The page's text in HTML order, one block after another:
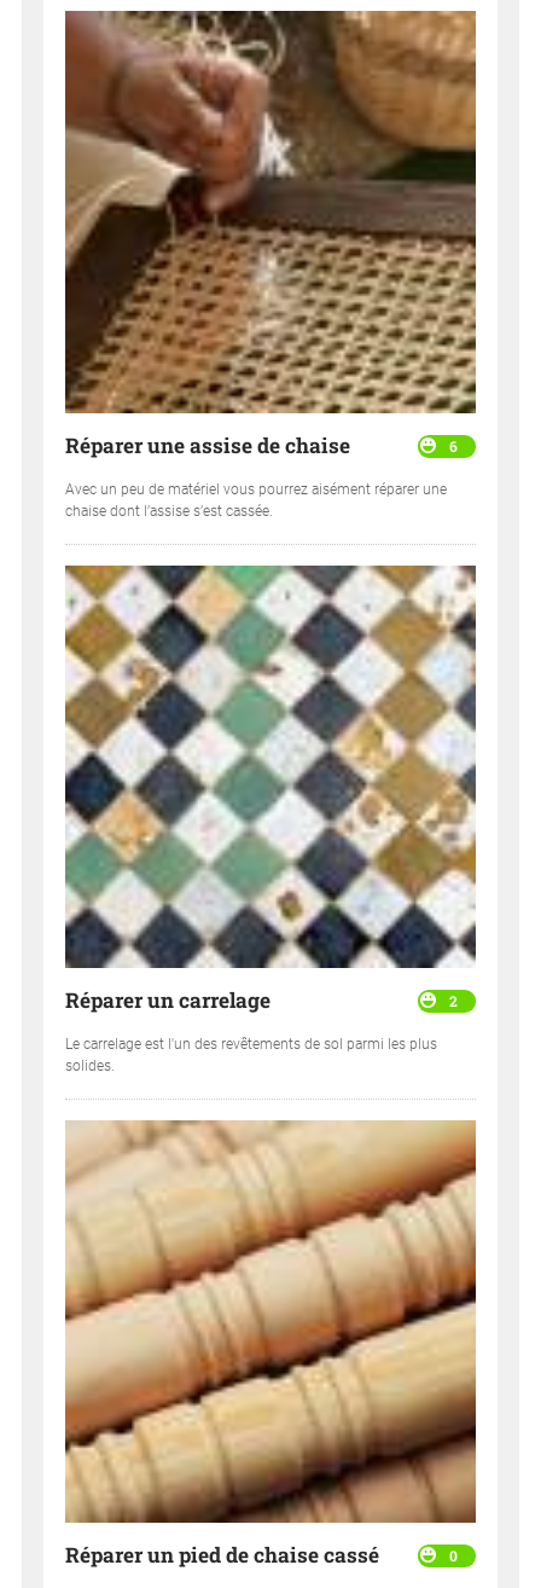
6
Réparer une assise de chaise
Avec un peu de matériel vous pourrez aisément réparer une
chaise dont l’assise s’est cassée.
2
Réparer un carrelage
Le carrelage est l'un des revêtements de sol parmi les plus
solides.
0
Réparer un pied de chaise cassé